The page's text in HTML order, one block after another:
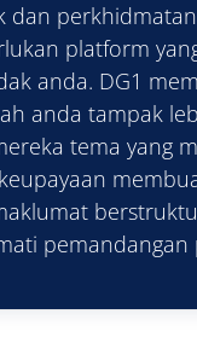
dan
platform
anda. DG1
anda tampak
tema yang